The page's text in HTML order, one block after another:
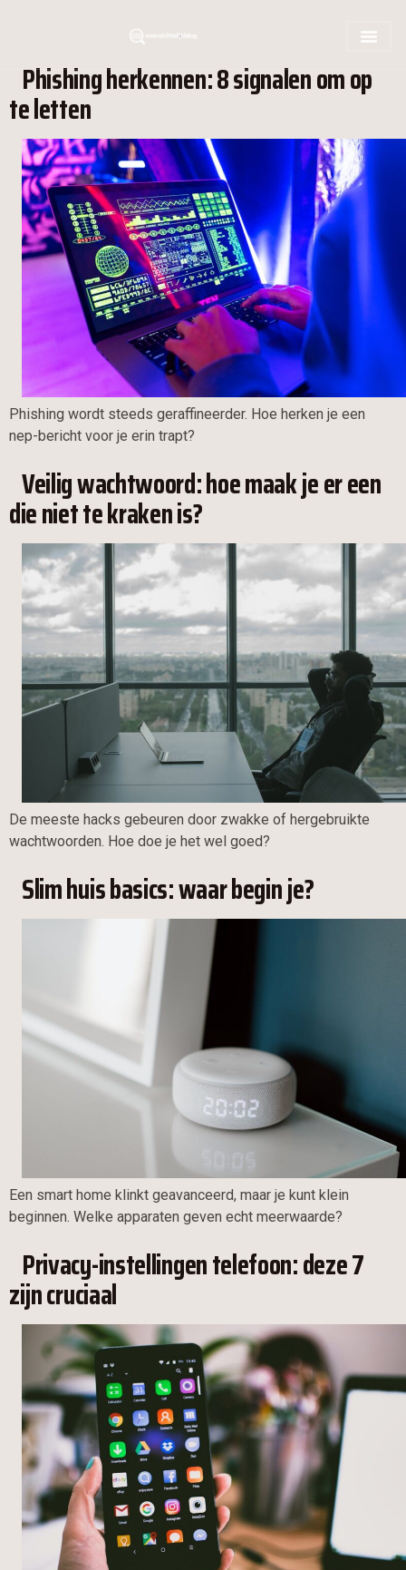
Phishing herkennen: 8 signalen om op
te letten
Phishing wordt steeds geraffineerder. Hoe herken je een
nep-bericht voor je erin trapt?
Veilig wachtwoord: hoe maak je er een
die niet te kraken is?
De meeste hacks gebeuren door zwakke of hergebruikte
wachtwoorden. Hoe doe je het wel goed?
Slim huis basics: waar begin je?
Een smart home klinkt geavanceerd, maar je kunt klein
beginnen. Welke apparaten geven echt meerwaarde?
Privacy-instellingen telefoon: deze 7
zijn cruciaal